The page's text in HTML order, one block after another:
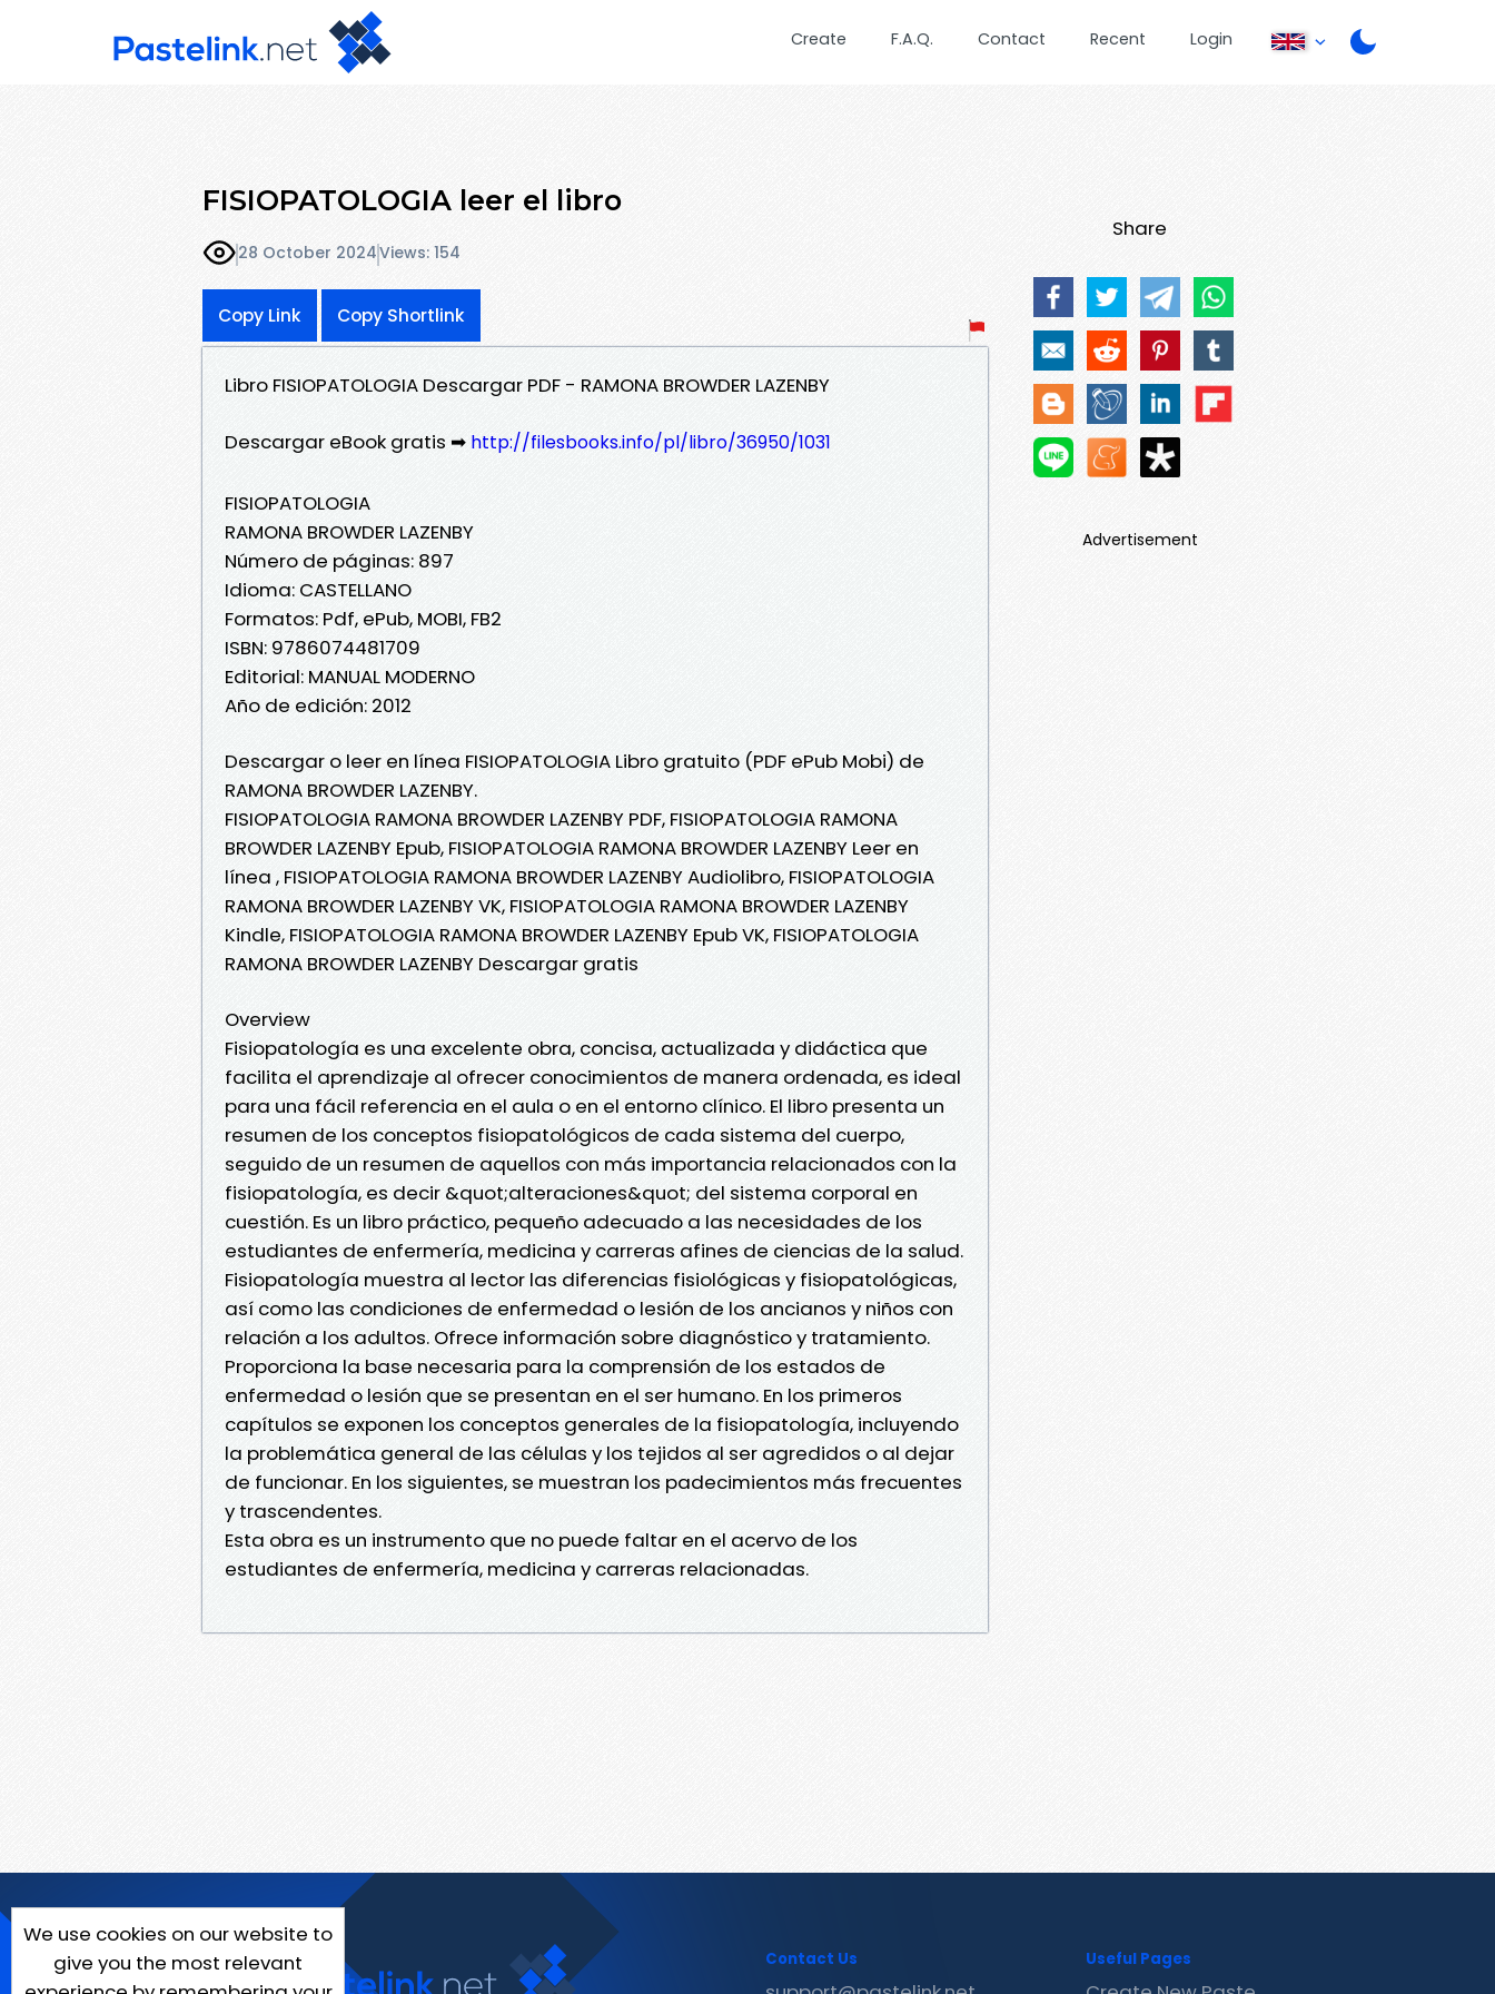
Create F.A.Q. Contact Recent Login
FISIOPATOLOGIA leer el libro
28 October 2024Views: 154
Copy Link Copy Shortlink
Libro FISIOPATOLOGIA Descargar PDF - RAMONA BROWDER LAZENBY
Descargar eBook gratis ➡ http://filesbooks.info/pl/libro/36950/1031
FISIOPATOLOGIA
RAMONA BROWDER LAZENBY
Número de páginas: 897
Idioma: CASTELLANO
Formatos: Pdf, ePub, MOBI, FB2
ISBN: 9786074481709
Editorial: MANUAL MODERNO
Año de edición: 2012
Descargar o leer en línea FISIOPATOLOGIA Libro gratuito (PDF ePub Mobi) de
RAMONA BROWDER LAZENBY.
FISIOPATOLOGIA RAMONA BROWDER LAZENBY PDF, FISIOPATOLOGIA RAMONA
BROWDER LAZENBY Epub, FISIOPATOLOGIA RAMONA BROWDER LAZENBY Leer en
línea , FISIOPATOLOGIA RAMONA BROWDER LAZENBY Audiolibro, FISIOPATOLOGIA
RAMONA BROWDER LAZENBY VK, FISIOPATOLOGIA RAMONA BROWDER LAZENBY
Kindle, FISIOPATOLOGIA RAMONA BROWDER LAZENBY Epub VK, FISIOPATOLOGIA
RAMONA BROWDER LAZENBY Descargar gratis
Overview
Fisiopatología es una excelente obra, concisa, actualizada y didáctica que
facilita el aprendizaje al ofrecer conocimientos de manera ordenada, es ideal
para una fácil referencia en el aula o en el entorno clínico. El libro presenta un
resumen de los conceptos fisiopatológicos de cada sistema del cuerpo,
seguido de un resumen de aquellos con más importancia relacionados con la
fisiopatología, es decir &quot;alteraciones&quot; del sistema corporal en
cuestión. Es un libro práctico, pequeño adecuado a las necesidades de los
estudiantes de enfermería, medicina y carreras afines de ciencias de la salud.
Fisiopatología muestra al lector las diferencias fisiológicas y fisiopatológicas,
así como las condiciones de enfermedad o lesión de los ancianos y niños con
relación a los adultos. Ofrece información sobre diagnóstico y tratamiento.
Proporciona la base necesaria para la comprensión de los estados de
enfermedad o lesión que se presentan en el ser humano. En los primeros
capítulos se exponen los conceptos generales de la fisiopatología, incluyendo
la problemática general de las células y los tejidos al ser agredidos o al dejar
de funcionar. En los siguientes, se muestran los padecimientos más frecuentes
y trascendentes.
Esta obra es un instrumento que no puede faltar en el acervo de los
estudiantes de enfermería, medicina y carreras relacionadas.
Share
Advertisement
We use cookies on our website to
give you the most relevant
Contact Us Useful Pages